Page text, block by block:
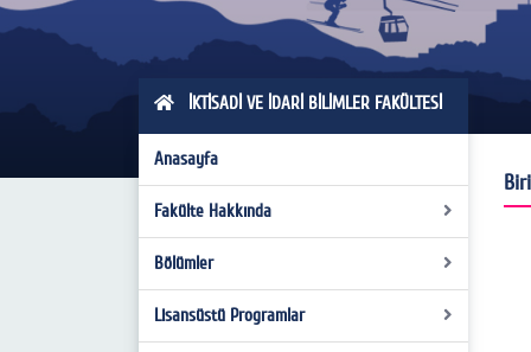
İKTİSADİ VE İDARİ BİLİMLER FAKÜLTESİ
Anasayfa
Fakülte Hakkında
Dekanımızın Mesajı
Tanıtım
Bölümler
İktisat
Lisansüstü Programlar